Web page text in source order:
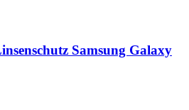
Samsung Galaxy